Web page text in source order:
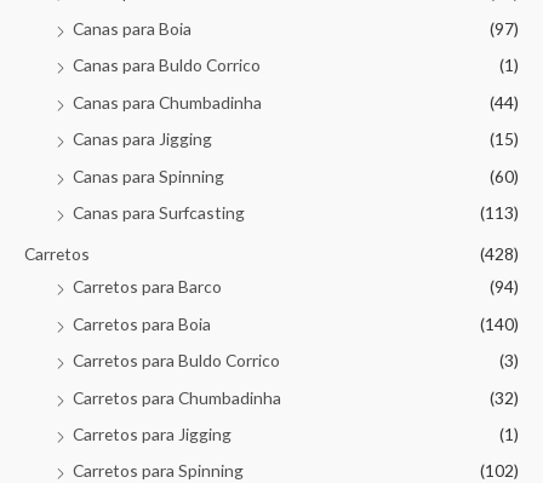
Canas para Boia
(97)
Canas para Buldo Corrico
(1)
Canas para Chumbadinha
(44)
Canas para Jigging
(15)
Canas para Spinning
(60)
Canas para Surfcasting
(113)
Carretos
(428)
Carretos para Barco
(94)
Carretos para Boia
(140)
Carretos para Buldo Corrico
(3)
Carretos para Chumbadinha
(32)
Carretos para Jigging
(1)
Carretos para Spinning
(102)